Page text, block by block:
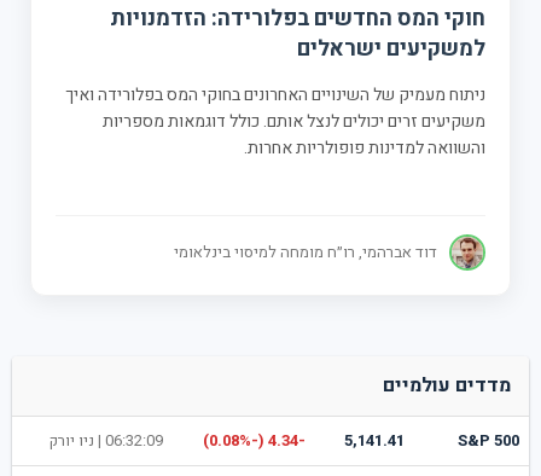
חוקי המס החדשים בפלורידה: הזדמנויות
למשקיעים ישראלים
ניתוח מעמיק של השינויים האחרונים בחוקי המס בפלורידה ואיך
משקיעים זרים יכולים לנצל אותם. כולל דוגמאות מספריות
והשוואה למדינות פופולריות אחרות.
דוד אברהמי, רו״ח מומחה למיסוי בינלאומי
מדדים עולמיים
S&P 500
5,141.41
-4.34 (-0.08%)
06:32:09 | ניו יורק